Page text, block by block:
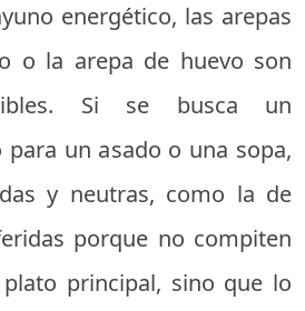
energético, las arepas
o la arepa de huevo son
Si se busca un
un asado o una sopa,
y neutras, como la de
porque no compiten
principal, sino que lo